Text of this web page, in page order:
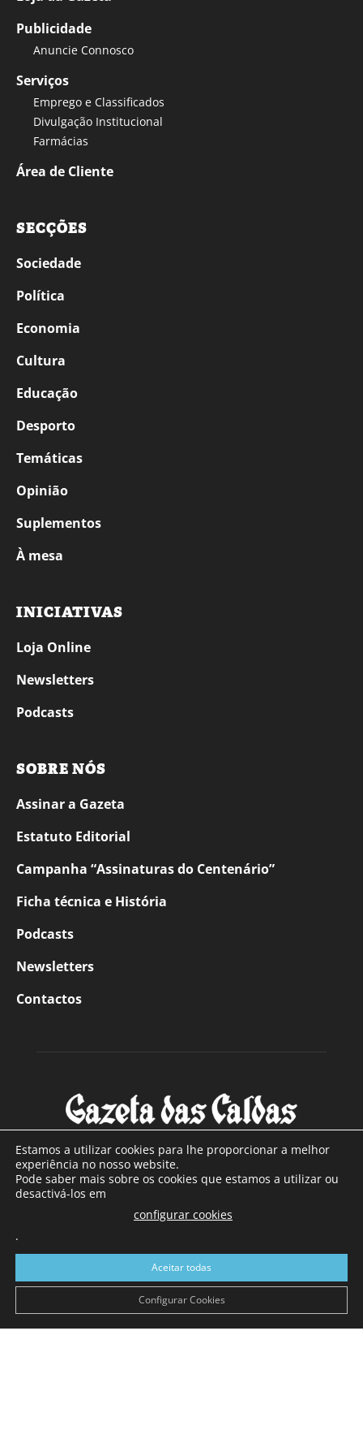
Publicidade
Anuncie Connosco
Serviços
Emprego e Classificados
Divulgação Institucional
Farmácias
Área de Cliente
SECÇÕES
Sociedade
Política
Economia
Cultura
Educação
Desporto
Temáticas
Opinião
Suplementos
À mesa
INICIATIVAS
Loja Online
Newsletters
Podcasts
SOBRE NÓS
Assinar a Gazeta
Estatuto Editorial
Campanha “Assinaturas do Centenário”
Ficha técnica e História
Podcasts
Newsletters
Contactos
SOBRE NÓS
Com sede nas Caldas da Rainha e mais de 90 anos de
a sul de distrito de Leiria, com mais de 40.000 leitores por
toda a região Oeste. Jornal com distribuição em Portugal
Continental e assinatura online.
Estamos a utilizar cookies para lhe proporcionar a melhor
experiência no nosso website.
Pode saber mais sobre os cookies que estamos a utilizar ou
desactivá-los em
configurar cookies
.
Aceitar todas
Configurar Cookies